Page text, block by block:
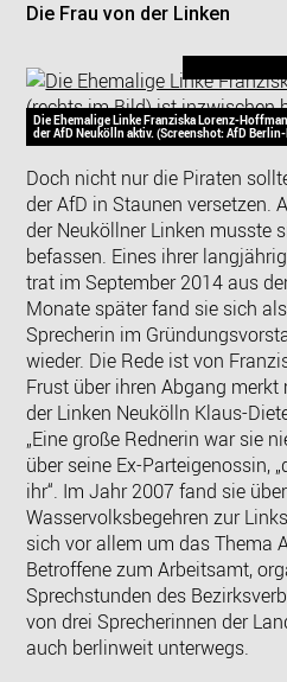
Die Frau von der Linken
Die Ehemalige Linke Franziska Lorenz-
der AfD Neukölln aktiv. (Screenshot: AfD
Doch nicht nur die Piraten
der AfD in Staunen versetzen.
der Neuköllner Linken musste
befassen. Eines ihrer
trat im September 2014 aus
Monate später fand sie sich
Sprecherin im
wieder. Die Rede ist von
Frust über ihren Abgang
der Linken Neukölln Klaus-
„Eine große Rednerin war sie
über seine Ex-Parteigenossin,
ihr“. Im Jahr 2007 fand sie
Wasservolksbegehren zur
sich vor allem um das Thema
Betroffene zum Arbeitsamt,
Sprechstunden des
von drei Sprecherinnen der
auch berlinweit unterwegs.